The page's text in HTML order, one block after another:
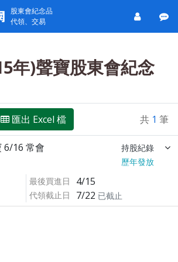
股東會紀念品
代領、交易
年)聲寶股東會紀念
匯出 Excel 檔 共 1 筆
6/16 常會 持股紀錄
歷年發放
最後買進日 4/15
代領截止日 7/22 已截止